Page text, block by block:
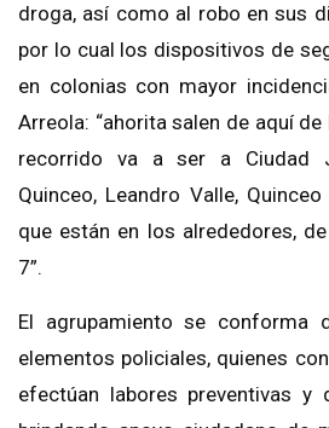
droga, así como al robo en sus
por lo cual los dispositivos de
en colonias con mayor
Arreola: “ahorita salen de aquí
recorrido va a ser a Ciudad
Quinceo, Leandro Valle,
que están en los alrededores,
7”.
El agrupamiento se conforma
elementos policiales, quienes
efectúan labores preventivas y